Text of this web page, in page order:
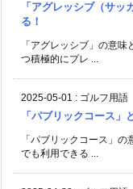
「アグレッシブ（サ
る！
「アグレッシブ」の意
つ積極的にプレ ...
2025-05-01 : ゴルフ用語
「パブリックコース」
「パブリックコース」
でも利用できる ...